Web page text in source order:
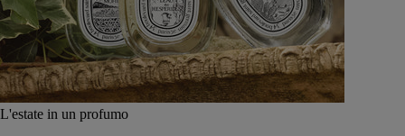
L'estate in un profumo